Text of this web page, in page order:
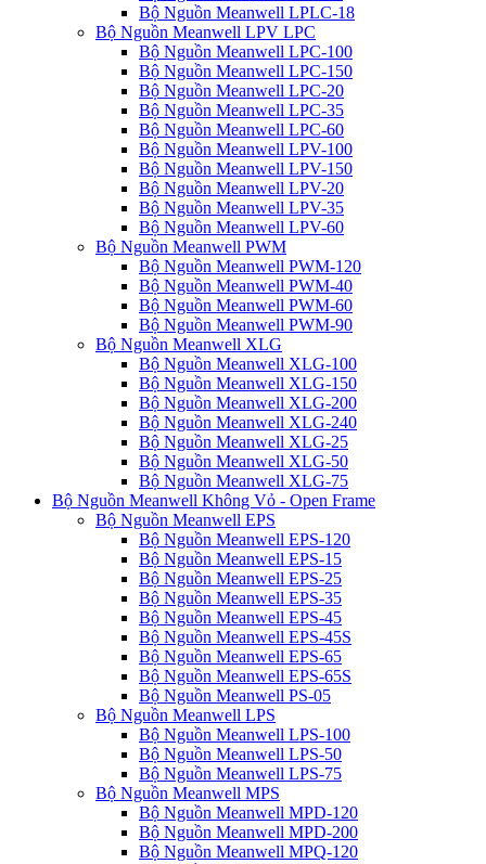
Bộ Nguồn Meanwell LPLC-18
Bộ Nguồn Meanwell LPV LPC
Bộ Nguồn Meanwell LPC-100
Bộ Nguồn Meanwell LPC-150
Bộ Nguồn Meanwell LPC-20
Bộ Nguồn Meanwell LPC-35
Bộ Nguồn Meanwell LPC-60
Bộ Nguồn Meanwell LPV-100
Bộ Nguồn Meanwell LPV-150
Bộ Nguồn Meanwell LPV-20
Bộ Nguồn Meanwell LPV-35
Bộ Nguồn Meanwell LPV-60
Bộ Nguồn Meanwell PWM
Bộ Nguồn Meanwell PWM-120
Bộ Nguồn Meanwell PWM-40
Bộ Nguồn Meanwell PWM-60
Bộ Nguồn Meanwell PWM-90
Bộ Nguồn Meanwell XLG
Bộ Nguồn Meanwell XLG-100
Bộ Nguồn Meanwell XLG-150
Bộ Nguồn Meanwell XLG-200
Bộ Nguồn Meanwell XLG-240
Bộ Nguồn Meanwell XLG-25
Bộ Nguồn Meanwell XLG-50
Bộ Nguồn Meanwell XLG-75
Bộ Nguồn Meanwell Không Vỏ - Open Frame
Bộ Nguồn Meanwell EPS
Bộ Nguồn Meanwell EPS-120
Bộ Nguồn Meanwell EPS-15
Bộ Nguồn Meanwell EPS-25
Bộ Nguồn Meanwell EPS-35
Bộ Nguồn Meanwell EPS-45
Bộ Nguồn Meanwell EPS-45S
Bộ Nguồn Meanwell EPS-65
Bộ Nguồn Meanwell EPS-65S
Bộ Nguồn Meanwell PS-05
Bộ Nguồn Meanwell LPS
Bộ Nguồn Meanwell LPS-100
Bộ Nguồn Meanwell LPS-50
Bộ Nguồn Meanwell LPS-75
Bộ Nguồn Meanwell MPS
Bộ Nguồn Meanwell MPD-120
Bộ Nguồn Meanwell MPD-200
Bộ Nguồn Meanwell MPQ-120